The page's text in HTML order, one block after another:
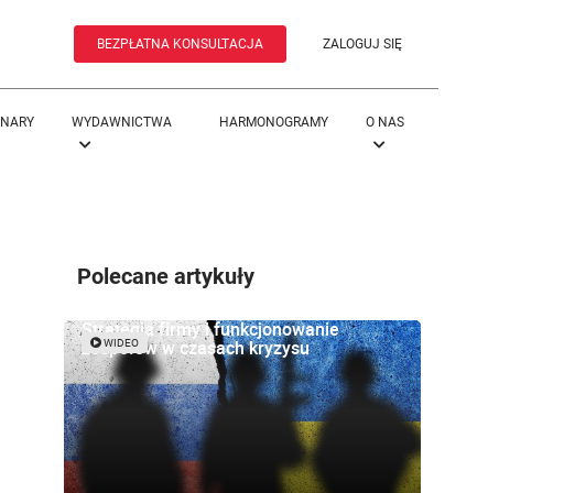
BEZPŁATNA KONSULTACJA ZALOGUJ SIĘ
WYDAWNICTWA HARMONOGRAMY O NAS
Polecane artykuły
Strategia firmy i funkcjonowanie
zespołów w czasach kryzysu
WIDEO